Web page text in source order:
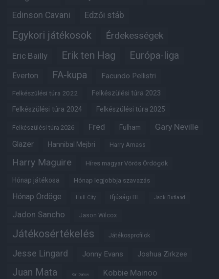
Edinson Cavani Edzői stáb
Egykori játékosok Érdekességek
Eric Bailly Erik ten Hag Európa-liga
Everton FA-kupa Facundo Pellistri
Felkészülési túra 2022 Felkészülési túra 2023
Felkészülési túra 2024 Felkészülési túra 2025
Felkészülési túra 2026 Fred Fulham Gary Neville
Glazer Hannibal Mejbri Harry Amass
Harry Maguire Híres magyar Vörös Ördögök
Hónap játékosa Hónap legjobbja szavazás
Hónap Ördöge Hull City Ifjúsági BL Jack Butland
Jadon Sancho Jason Wilcox
Játékosértékelés Játékosprofilok
Jesse Lingard Jonny Evans Joshua Zirkzee
Juan Mata Karl Darlow Kobbie Mainoo